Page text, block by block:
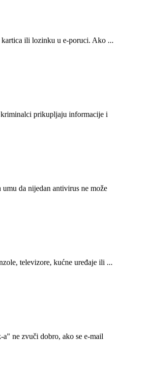
kartica ili lozinku u e-poruci. Ako ...
kriminalci prikupljaju informacije i
da nijedan antivirus ne može
televizore, kućne uređaje ili ...
ne zvuči dobro, ako se e-mail